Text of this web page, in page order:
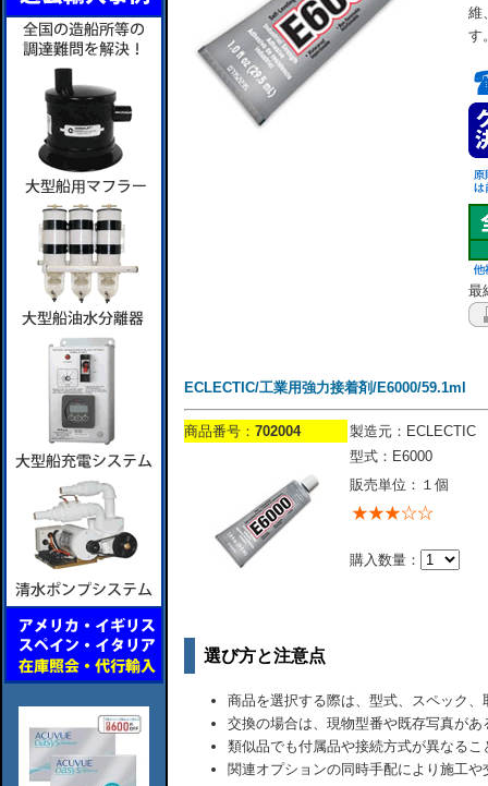
維
す
最
ECLECTIC/工業用強力接着剤/E6000/59.1ml
商品番号： 702004
製造元：ECLECTIC
型式：E6000
販売単位：１個
購入数量：
選び方と注意点
商品を選択する際は、型式、スペック
交換の場合は、現物型番や既存写真が
類似品でも付属品や接続方式が異なるこ
関連オプションの同時手配により施工